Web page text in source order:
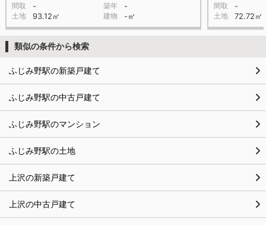
間取 - 築年 -
土地 93.12㎡ 建物 -㎡
間取 -
土地 72.72㎡
類似の条件から検索
ふじみ野駅の新築戸建て
ふじみ野駅の中古戸建て
ふじみ野駅のマンション
ふじみ野駅の土地
上沢の新築戸建て
上沢の中古戸建て